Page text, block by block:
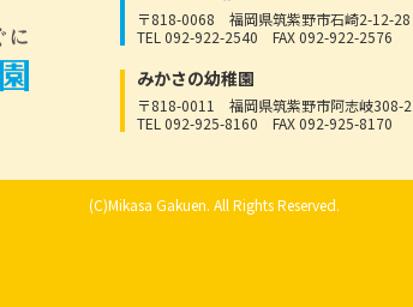
〒818-0068 福岡県筑紫野市石崎2-12-28
TEL 092-922-2540 FAX 092-922-2576
みかさの幼稚園
〒818-0011 福岡県筑紫野市阿志岐308-2
TEL 092-925-8160 FAX 092-925-8170
(C)Mikasa Gakuen. All Rights Reserved.